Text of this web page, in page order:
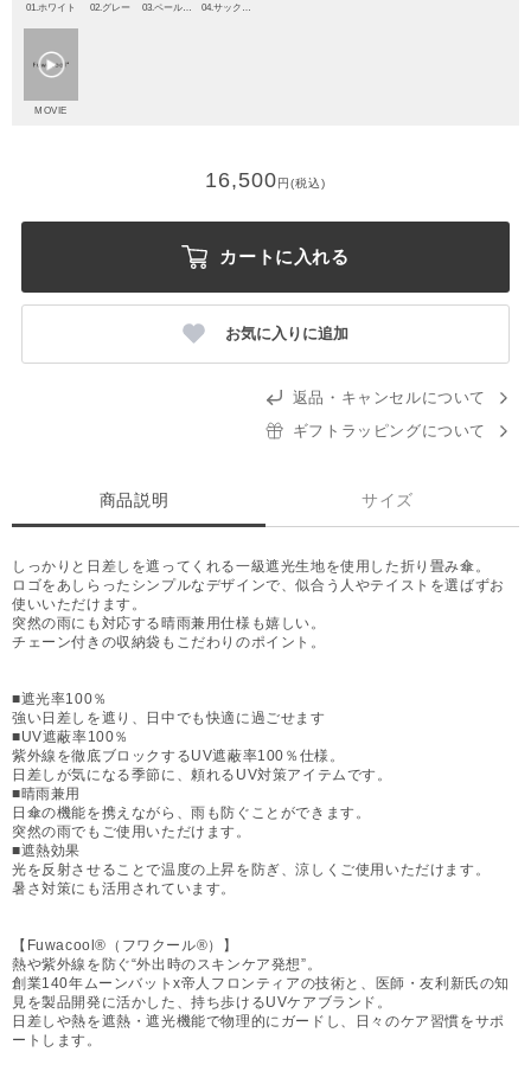
01.ホワイト 02.グレー
MOVIE
16,500円(税込)
カートに入れる
お気に入りに追加
返品・キャンセルについて
ギフトラッピングについて
商品説明 サイズ
しっかりと日差しを遮ってくれる一級遮光生地を使用した折り畳み傘。
ロゴをあしらったシンプルなデザインで、似合う人やテイストを選ばずお
使いいただけます。
突然の雨にも対応する晴雨兼用仕様も嬉しい。
チェーン付きの収納袋もこだわりのポイント。
■遮光率100％
強い日差しを遮り、日中でも快適に過ごせます
■UV遮蔽率100％
紫外線を徹底ブロックするUV遮蔽率100％仕様。
日差しが気になる季節に、頼れるUV対策アイテムです。
■晴雨兼用
日傘の機能を携えながら、雨も防ぐことができます。
突然の雨でもご使用いただけます。
■遮熱効果
光を反射させることで温度の上昇を防ぎ、涼しくご使用いただけます。
暑さ対策にも活用されています。
【Fuwacool®（フワクール®）】
熱や紫外線を防ぐ“外出時のスキンケア発想”。
創業140年ムーンバットx帝人フロンティアの技術と、医師・友利新氏の知
見を製品開発に活かした、持ち歩けるUVケアブランド。
日差しや熱を遮熱・遮光機能で物理的にガードし、日々のケア習慣をサポ
ートします。